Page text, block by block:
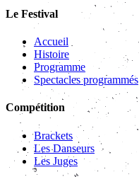
Le Festival
Accueil
Histoire
Programme
Spectacles programmés
Compétition
Brackets
Les Danseurs
Les Juges